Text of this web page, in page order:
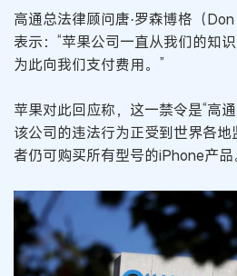
高通总法律顾问唐·罗森博格（
表示：“苹果公司一直从我们的知
为此向我们支付费用。”
苹果对此回应称，这一禁令是“高
该公司的违法行为正受到世界各
者仍可购买所有型号的iPhone产品